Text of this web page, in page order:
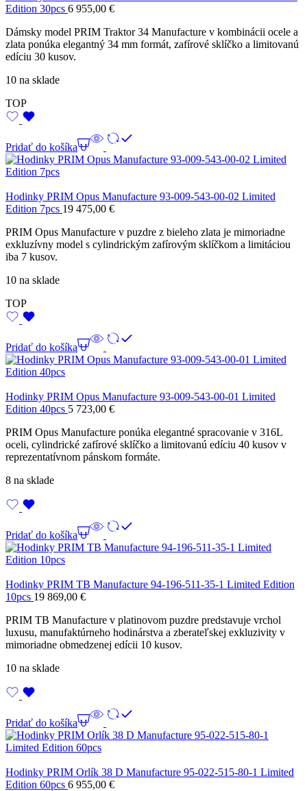
Edition 30pcs 6 955,00 €
Dámsky model PRIM Traktor 34 Manufacture v kombinácii ocele a
zlata ponúka elegantný 34 mm formát, zafírové sklíčko a limitovanú
edíciu 30 kusov.
10 na sklade
TOP
Pridať do košíka
Hodinky PRIM Opus Manufacture 93-009-543-00-02 Limited
Edition 7pcs 19 475,00 €
PRIM Opus Manufacture v puzdre z bieleho zlata je mimoriadne
exkluzívny model s cylindrickým zafírovým sklíčkom a limitáciou
iba 7 kusov.
10 na sklade
TOP
Pridať do košíka
Hodinky PRIM Opus Manufacture 93-009-543-00-01 Limited
Edition 40pcs 5 723,00 €
PRIM Opus Manufacture ponúka elegantné spracovanie v 316L
oceli, cylindrické zafírové sklíčko a limitovanú edíciu 40 kusov v
reprezentatívnom pánskom formáte.
8 na sklade
Pridať do košíka
Hodinky PRIM TB Manufacture 94-196-511-35-1 Limited Edition
10pcs 19 869,00 €
PRIM TB Manufacture v platinovom puzdre predstavuje vrchol
luxusu, manufaktúrneho hodinárstva a zberateľskej exkluzivity v
mimoriadne obmedzenej edícii 10 kusov.
10 na sklade
Pridať do košíka
Hodinky PRIM Orlík 38 D Manufacture 95-022-515-80-1 Limited
Edition 60pcs 6 955,00 €